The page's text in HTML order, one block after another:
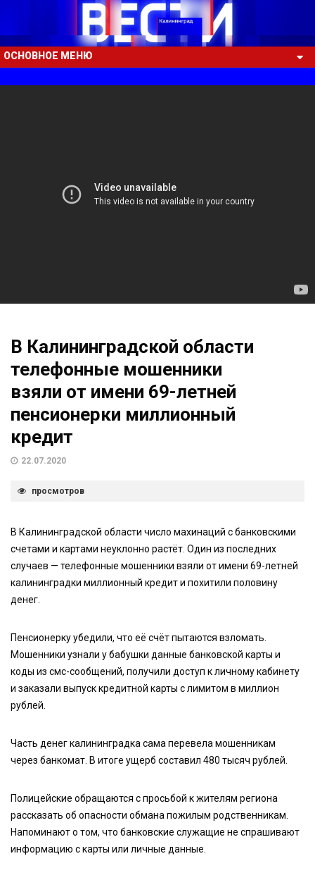
ОСНОВНОЕ МЕНЮ
В Калининградской области
телефонные мошенники
взяли от имени 69-летней
пенсионерки миллионный
кредит
22.07.2020
просмотров
В Калининградской области число махинаций с банковскими
счетами и картами неуклонно растёт. Один из последних
случаев — телефонные мошенники взяли от имени 69-летней
калининградки миллионный кредит и похитили половину
денег.
Пенсионерку убедили, что её счёт пытаются взломать.
Мошенники узнали у бабушки данные банковской карты и
коды из смс-сообщений, получили доступ к личному кабинету
и заказали выпуск кредитной карты с лимитом в миллион
рублей.
Часть денег калининградка сама перевела мошенникам
через банкомат. В итоге ущерб составил 480 тысяч рублей.
Полицейские обращаются с просьбой к жителям региона
рассказать об опасности обмана пожилым родственникам.
Напоминают о том, что банковские служащие не спрашивают
информацию с карты или личные данные.